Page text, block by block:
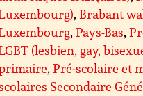
, Brabant
,Pays-Bas,
(lesbien, gay,
,Pré-scolaire et
Secondaire